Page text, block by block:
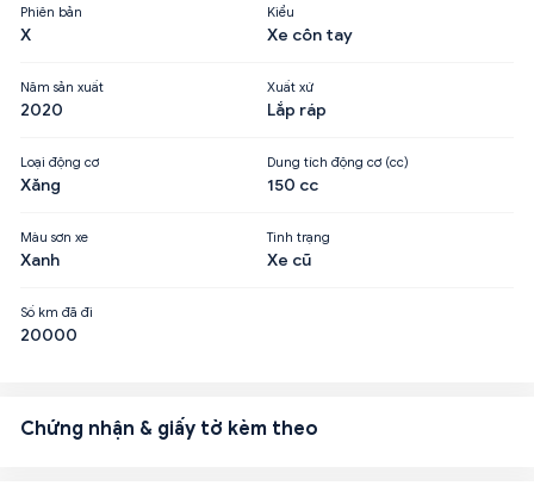
Phiên bản
X
Kiểu
Xe côn tay
Năm sản xuất
2020
Xuất xứ
Lắp ráp
Loại động cơ
Xăng
Dung tích động cơ (cc)
150 cc
Màu sơn xe
Xanh
Tình trạng
Xe cũ
Số km đã đi
20000
Chứng nhận & giấy tờ kèm theo